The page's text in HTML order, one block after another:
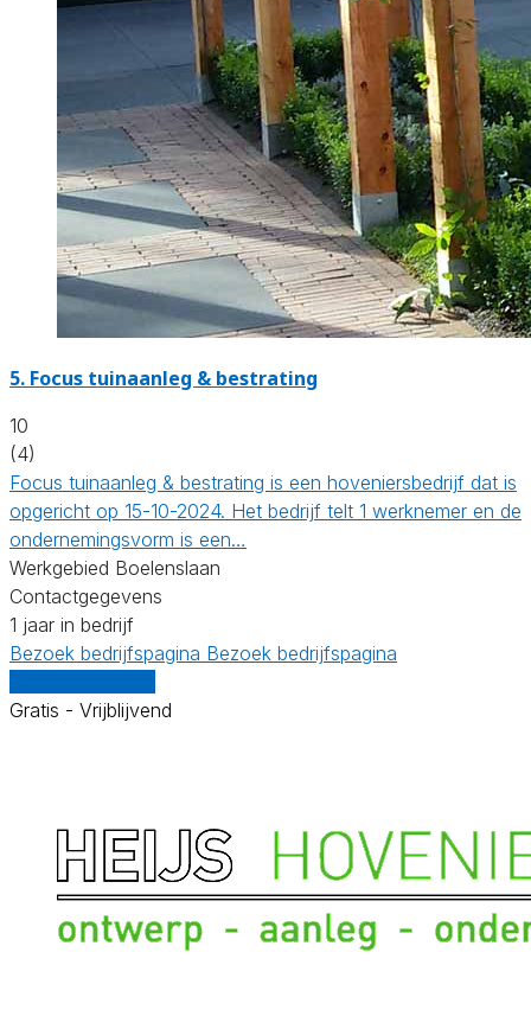
5. Focus tuinaanleg & bestrating
10
(4)
Focus tuinaanleg & bestrating is een hoveniersbedrijf dat is
opgericht op 15-10-2024. Het bedrijf telt 1 werknemer en de
ondernemingsvorm is een…
Werkgebied Boelenslaan
Contactgegevens
1 jaar in bedrijf
Bezoek bedrijfspagina Bezoek bedrijfspagina
Gratis - Vrijblijvend